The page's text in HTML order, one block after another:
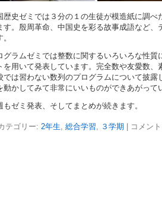
歴史ゼミでは３分の１の生徒が模造紙に調べ
す。殷周革命、中国史を彩る故事成語など、
グラムゼミでは整数に関するいろいろな性質
を用いて発表しています。完全数や友愛数、
では習わない数列のプログラムについて披露
動かしてみて非常にいいものができあがって
もゼミ発表、そしてまとめが続きます。
テゴリー: 2年生, 総合学習, ３学期 コメン